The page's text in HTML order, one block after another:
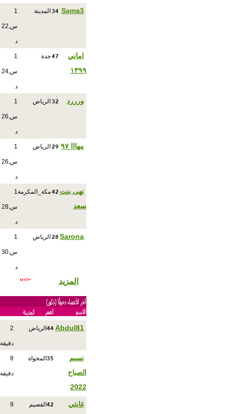
Sama3
34 المدينة 1
س,22
د
اماني
١٣٩٩
47جدة 1
س,24
د
ورررد 32 الرياض 1
س,26
د
مهااا ٩٧ 29 الرياض 1
س,26
د
نهى بنت
سعد
42مكة_المكرمة1
س,28
د
Sarona
28 الرياض 1
س,30
د
المزيد
Abdul81
44 الرياض 2
دقيقة
نسيم
الصباح
2022
35 المخواة 8
دقيقة
غايتي
42 القصيم 9